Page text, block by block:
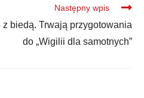
Następny wpis
biedą. Trwają przygotowania
do „Wigilii dla samotnych”